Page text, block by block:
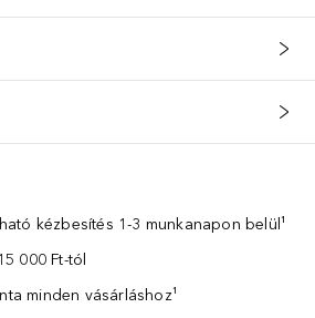
kézbesítés 1-3 munkanapon belül¹
000 Ft-tól
minden vásárláshoz¹